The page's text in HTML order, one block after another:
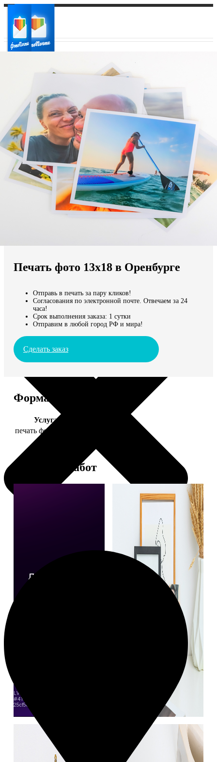
Ваш регион доставки
Выберите из списка:
Мы доставляем по всему миру
Продолжить без города
Печать фото 13х18 в Оренбурге
Отправь в печать за пару кликов!
Согласования по электронной почте. Отвечаем за 24
часа!
Срок выполнения заказа: 1 сутки
Отправим в любой город РФ и мира!
Сделать заказ
Форматы и цены
Услуга
печать фото 13х18
Примеры работ